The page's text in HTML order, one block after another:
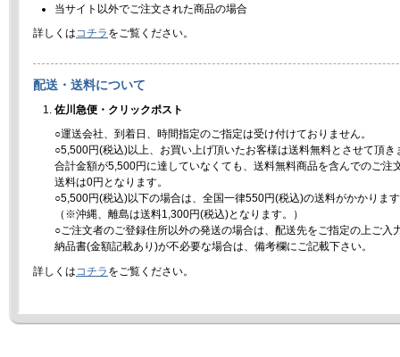
当サイト以外でご注文された商品の場合
詳しくはコチラ をご覧ください。
配送・送料について
佐川急便・クリックポスト
○運送会社、到着日、時間指定のご指定は受け付けておりません。
○5,500円(税込)以上、お買い上げ頂いたお客様は送料無料とさせて頂き
合計金額が5,500円に達していなくても、送料無料商品を含んでのご注
送料は0円となります。
○5,500円(税込)以下の場合は、全国一律550円(税込)の送料がかかりま
（※沖縄、離島は送料1,300円(税込)となります。）
○ご注文者のご登録住所以外の発送の場合は、配送先をご指定の上ご入
納品書(金額記載あり)が不必要な場合は、備考欄にご記載下さい。
詳しくはコチラ をご覧ください。